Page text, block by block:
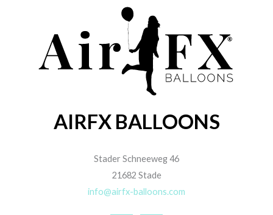
AIRFX BALLOONS
Stader Schneeweg 46
21682 Stade
info@airfx-balloons.com